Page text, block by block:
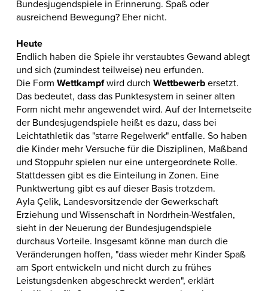
Bundesjugendspiele in Erinnerung. Spaß oder
ausreichend Bewegung? Eher nicht.
Heute
Endlich haben die Spiele ihr verstaubtes Gewand ablegt
und sich (zumindest teilweise) neu erfunden.
Die Form Wettkampf wird durch Wettbewerb ersetzt.
Das bedeutet, dass das Punktesystem in seiner alten
Form nicht mehr angewendet wird. Auf der Internetseite
der Bundesjugendspiele heißt es dazu, dass bei
Leichtathletik das "starre Regelwerk" entfalle. So haben
die Kinder mehr Versuche für die Disziplinen, Maßband
und Stoppuhr spielen nur eine untergeordnete Rolle.
Stattdessen gibt es die Einteilung in Zonen. Eine
Punktwertung gibt es auf dieser Basis trotzdem.
Ayla Çelik, Landesvorsitzende der Gewerkschaft
Erziehung und Wissenschaft in Nordrhein-Westfalen,
sieht in der Neuerung der Bundesjugendspiele
durchaus Vorteile. Insgesamt könne man durch die
Veränderungen hoffen, "dass wieder mehr Kinder Spaß
am Sport entwickeln und nicht durch zu frühes
Leistungsdenken abgeschreckt werden", erklärt